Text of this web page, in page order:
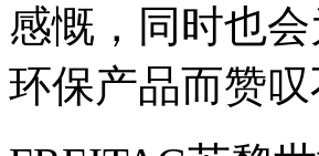
感慨，同时也
环保产品而赞叹